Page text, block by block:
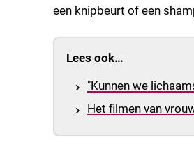
een knipbeurt of een
Lees ook…
"Kunnen we
Het filmen van